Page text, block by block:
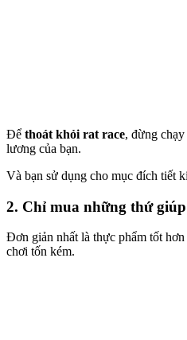
Để thoát khỏi rat race, đừng
lương của bạn.
Và bạn sử dụng cho mục đích tiết
2. Chỉ mua những thứ
Đơn giản nhất là thực phẩm tốt
chơi tốn kém.